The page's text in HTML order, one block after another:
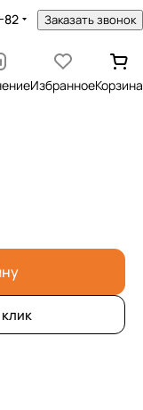
82 Заказать звонок
ИзбранноеКорзина
клик